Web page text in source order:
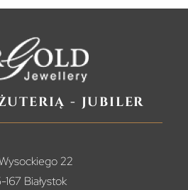
- jubiler
22
167 Białystok